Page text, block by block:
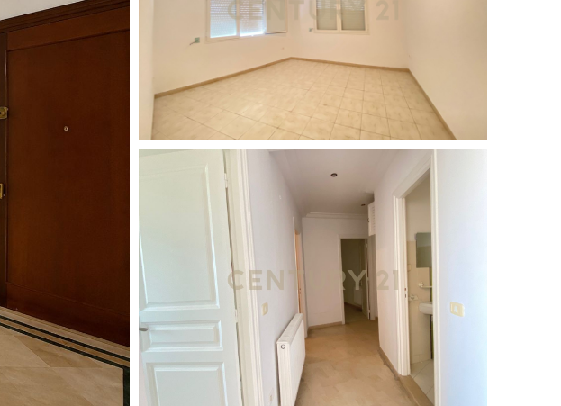
3 More